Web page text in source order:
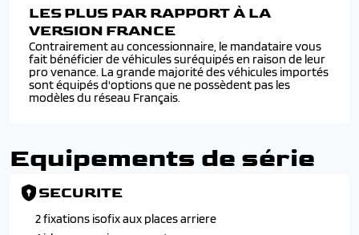
LES PLUS PAR RAPPORT À LA
VERSION FRANCE
Contrairement au concessionnaire, le mandataire vous
fait bénéficier de véhicules suréquipés en raison de leur
pro venance. La grande majorité des véhicules importés
sont équipés d'options que ne possèdent pas les
modèles du réseau Français.
Equipements de série
SECURITE
2 fixations isofix aux places arriere